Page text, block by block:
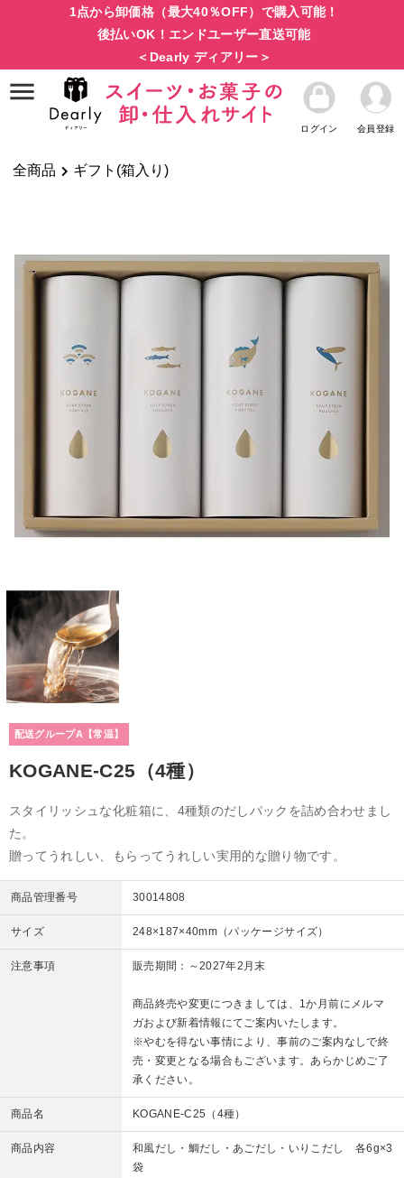
1点から卸価格（最大40％OFF）で購入可能！
後払いOK！エンドユーザー直送可能
＜Dearly ディアリー＞
ログイン 会員登録
全商品 ギフト(箱入り)
配送グループA【常温】
KOGANE-C25（4種）
スタイリッシュな化粧箱に、4種類のだしパックを詰め合わせまし
た。
贈ってうれしい、もらってうれしい実用的な贈り物です。
商品管理番号 30014808
サイズ 248×187×40mm（パッケージサイズ）
注意事項 販売期間：～2027年2月末
商品終売や変更につきましては、1か月前にメルマ
ガおよび新着情報にてご案内いたします。
※やむを得ない事情により、事前のご案内なしで終
売・変更となる場合もございます。あらかじめご了
承ください。
商品名 KOGANE-C25（4種）
商品内容
和風だし・鯛だし・あごだし・いりこだし 各6g×3
袋